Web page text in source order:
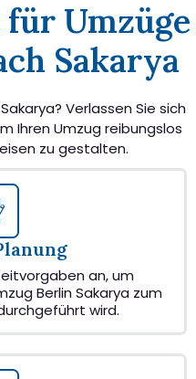
Umzüge
Sakarya
Verlassen Sie sich
Ihren Umzug reibungslos
zu gestalten.
an, um
Berlin Sakarya zum
wird.